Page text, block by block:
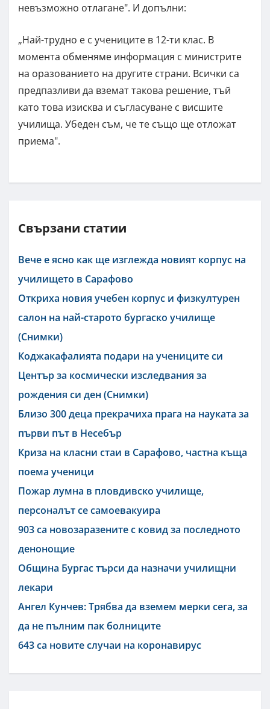
невъзможно отлагане". И допълни:
„Най-трудно е с учениците в 12-ти клас. В
момента обменяме информация с министрите
на оразованието на другите страни. Всички са
предпазливи да вземат такова решение, тъй
като това изисква и съгласуване с висшите
училища. Убеден съм, че те също ще отложат
приема".
Свързани статии
Вече е ясно как ще изглежда новият корпус на
училището в Сарафово
Откриха новия учебен корпус и физкултурен
салон на най-старото бургаско училище
(Снимки)
Коджакафалията подари на учениците си
Център за космически изследвания за
рождения си ден (Снимки)
Близо 300 деца прекрачиха прага на науката за
първи път в Несебър
Криза на класни стаи в Сарафово, частна къща
поема ученици
Пожар лумна в пловдивско училище,
персоналът се самоевакуира
903 са новозаразените с ковид за последното
денонощие
Община Бургас търси да назначи училищни
лекари
Ангел Кунчев: Трябва да вземем мерки сега, за
да не пълним пак болниците
643 са новите случаи на коронавирус